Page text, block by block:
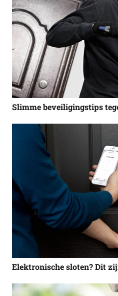
Slimme beveiligingstips
Elektronische sloten? Dit